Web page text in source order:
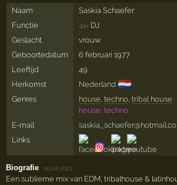
Naam
Saskia Schaefer
Functie
44× DJ
Geslacht
vrouw
Geboortedatum
6 februari 1977
Leeftijd
49
Herkomst
Nederland 🇳🇱
Genres house techno, tribal house
house, techno
E-mail
Links
Biografie ·14 juli 2023
Een sublieme mix van EDM, tribalhouse &